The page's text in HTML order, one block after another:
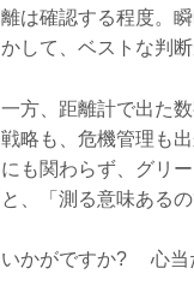
離は確認する程度。
かして、ベストな判断
一方、距離計で出た
戦略も、危機管理も
にも関わらず、グリ
と、「測る意味ある
いかがですか? 心当